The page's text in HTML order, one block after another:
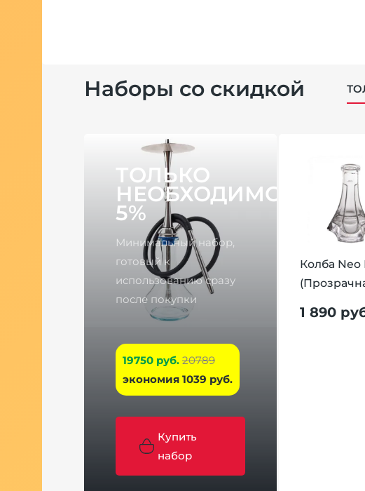
Наборы со скидкой
ТОЛЬКО
НЕОБХОДИМОЕ
5%
Минимальный набор,
готовый к
использованию сразу
после покупки
19750 руб. 20789
экономия 1039 руб.
Купить
набор
Колба Neo
1 890